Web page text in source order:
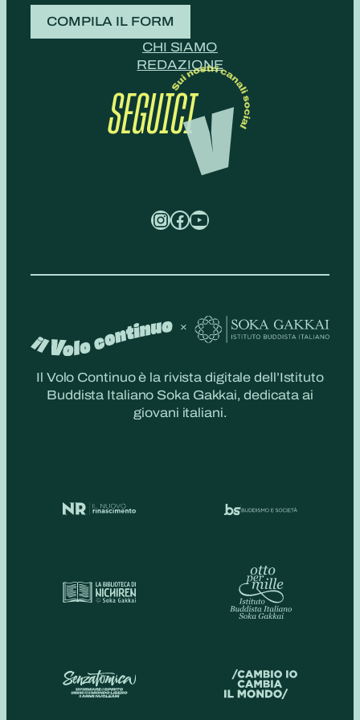
COMPILA IL FORM
CHI SIAMO
REDAZIONE
SEGUICI
InstagramFacebook YouTube
Il Volo Continuo è la rivista digitale dell’Istituto
Buddista Italiano Soka Gakkai, dedicata ai
giovani italiani.